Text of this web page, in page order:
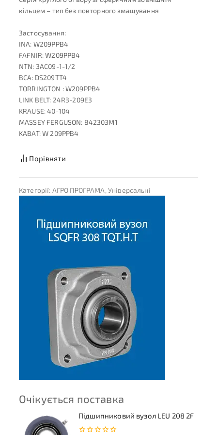
Очікується поставка
Підшипниковий вузол LEU 208 2F
кільцем – тип без повторного змащування
Застосування:
INA: W209PPB4
FAFNIR: W209PPB4
NTN: 3AC09-1-1/2
BCA: DS209TT4
TORRINGTON : W209PPB4
LINK BELT: 24R3-209E3
KRAUSE: 40-104
MASSEY FERGUSON: 842303M1
KABAT: W 209PPB4
Порівняти
Категорії: АГРО ПРОГРАМА, Універсальні